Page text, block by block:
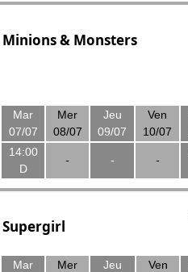
Minions & Monsters
Mar
07/07
Mer
08/07
Jeu
09/07
Ven
10/07
14:00
D
- - -
Supergirl
Mar
Mer
Jeu
Ven